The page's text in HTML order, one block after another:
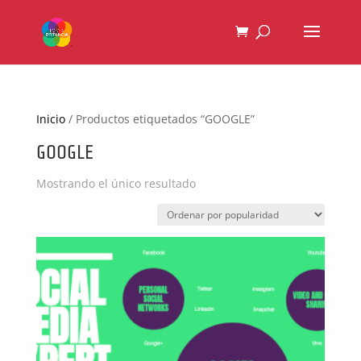
Inicio/ Productos etiquetados “GOOGLE”
GOOGLE
Mostrando el único resultado